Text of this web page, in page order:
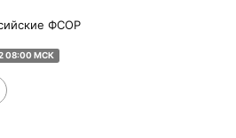
ФСОР
08:00 МСК